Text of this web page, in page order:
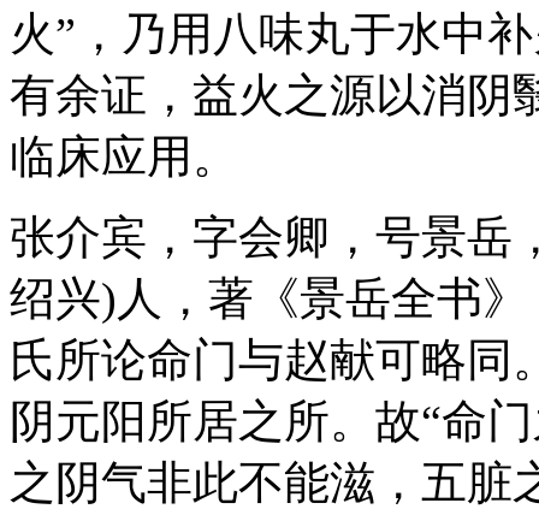
火”，乃用八味丸于水中
有余证，益火之源以消阴
临床应用。
张介宾，字会卿，号景岳
绍兴)人，著《景岳全书
氏所论命门与赵献可略同
阴元阳所居之所。故“命
之阴气非此不能滋，五脏